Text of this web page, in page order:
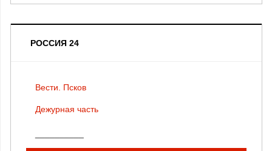
РОССИЯ 24
Вести. Псков
Дежурная часть